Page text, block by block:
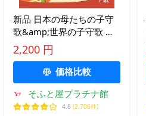
新品 日本の母たちの子守
歌&amp;世界の子守歌 キ
ング・ベスト・セレクト・
ライブラリー2025 / オムニ
バス(CD) KICW7220
2,200 円
価格比較
そふと屋プラチナ館
4.6 (2,706件)